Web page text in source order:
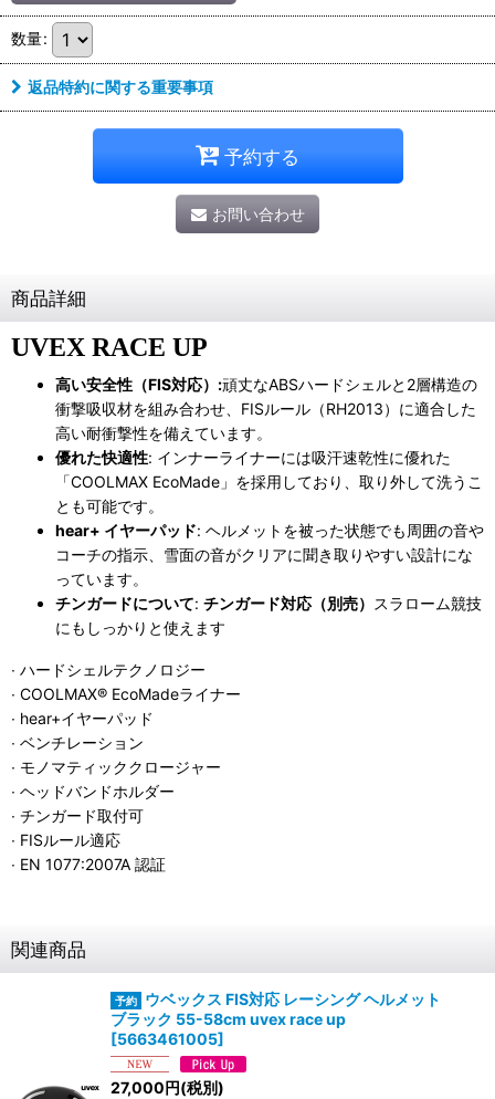
数量:
返品特約に関する重要事項
予約する
お問い合わせ
商品詳細
UVEX RACE UP
高い安全性（FIS対応）:頑丈なABSハードシェルと2層構造の
衝撃吸収材を組み合わせ、FISルール（RH2013）に適合した
高い耐衝撃性を備えています。
優れた快適性: インナーライナーには吸汗速乾性に優れた
「COOLMAX EcoMade」を採用しており、取り外して洗うこ
とも可能です。
hear+ イヤーパッド: ヘルメットを被った状態でも周囲の音や
コーチの指示、雪面の音がクリアに聞き取りやすい設計にな
っています。
チンガードについて: チンガード対応（別売） スラローム競技
にもしっかりと使えます
∙ ハードシェルテクノロジー
∙ COOLMAX® EcoMadeライナー
∙ hear+イヤーパッド
∙ ベンチレーション
∙ モノマティッククロージャー
∙ ヘッドバンドホルダー
∙ チンガード取付可
∙ FISルール適応
∙ EN 1077:2007A 認証
関連商品
ウベックス FIS対応 レーシング ヘルメット
ブラック 55-58cm uvex race up
[5663461005]
27,000円(税別)